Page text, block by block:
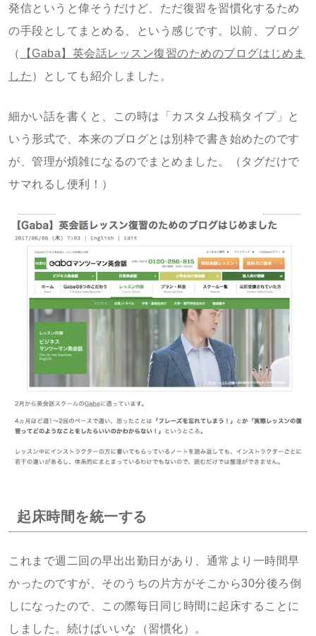
発信というと偉そうだけど、ただ復習を習慣化するため
の手段としてまとめる、という感じです。以前、ブログ
（
【Gaba】英会話レッスン復習のためのブログはじめま
した ）としても紹介しました。
細かい話を書くと、この時は「カスタム投稿タイプ」と
いう形式で、本来のブログとは別枠で書き始めたのです
が、管理が煩雑になるのでまとめました。（タグだけで
サマれるし便利！）
起床時間を統一する
これまで週二回の早出出勤日があり、通常より一時間早
かったのですが、そのうちの片方がそこから30分後ろ倒
しになったので、この際毎日同じ時間に起床することに
しました。続けばいいな（習慣化）。